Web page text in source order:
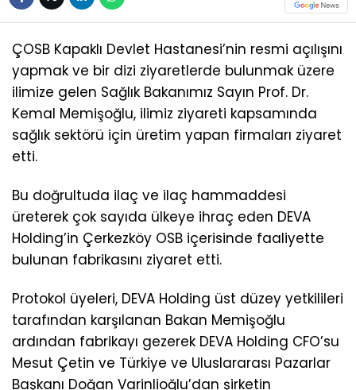
ÇOSB Kapaklı Devlet Hastanesi’nin resmi açılışını
yapmak ve bir dizi ziyaretlerde bulunmak üzere
ilimize gelen Sağlık Bakanımız Sayın Prof. Dr.
Kemal Memişoğlu, ilimiz ziyareti kapsamında
sağlık sektörü için üretim yapan firmaları ziyaret
etti.
Bu doğrultuda ilaç ve ilaç hammaddesi
üreterek çok sayıda ülkeye ihraç eden DEVA
Holding’in Çerkezköy OSB içerisinde faaliyette
bulunan fabrikasını ziyaret etti.
Protokol üyeleri, DEVA Holding üst düzey yetkilileri
tarafından karşılanan Bakan Memişoğlu
ardından fabrikayı gezerek DEVA Holding CFO’su
Mesut Çetin ve Türkiye ve Uluslararası Pazarlar
Başkanı Doğan Varinlioğlu’dan şirketin